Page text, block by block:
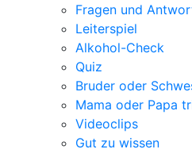
Fragen und
Leiterspiel
Alkohol-Check
Quiz
Bruder oder
Mama oder Papa
Videoclips
Gut zu wissen